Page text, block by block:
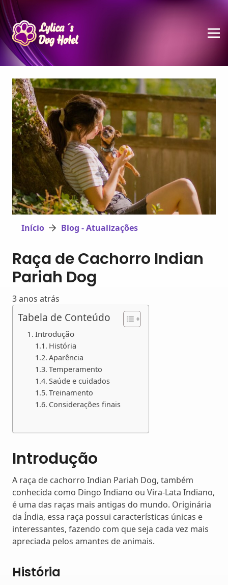
Início Blog - Atualizações
Raça de Cachorro Indian
Pariah Dog
3 anos atrás
Tabela de Conteúdo
Introdução
História
Aparência
Temperamento
Saúde e cuidados
Treinamento
Considerações finais
Introdução
A raça de cachorro Indian Pariah Dog, também
conhecida como Dingo Indiano ou Vira-Lata Indiano,
é uma das raças mais antigas do mundo. Originária
da Índia, essa raça possui características únicas e
interessantes, fazendo com que seja cada vez mais
apreciada pelos amantes de animais.
História